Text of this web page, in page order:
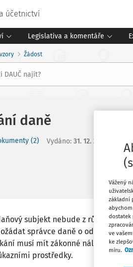
účetnictví
Legislativa a komentáře
Žádost
daně
(2) Vydáno: 31. 12. 2023
subjekt nebude z různých
správce daně o odklad
musí mít zákonné náležitosti a
prostředky.
Vážený
základní
dostatek
ve
ke
míru.